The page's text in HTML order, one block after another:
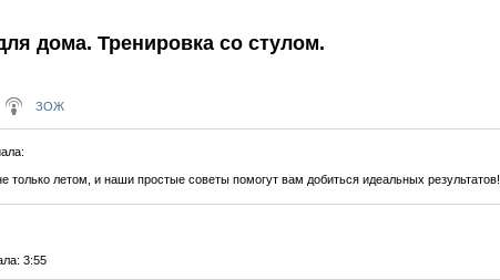
дома. Тренировка со стулом.
ЗОЖ
:
только летом, и наши простые советы помогут вам добиться идеальных результатов!
: 3:55